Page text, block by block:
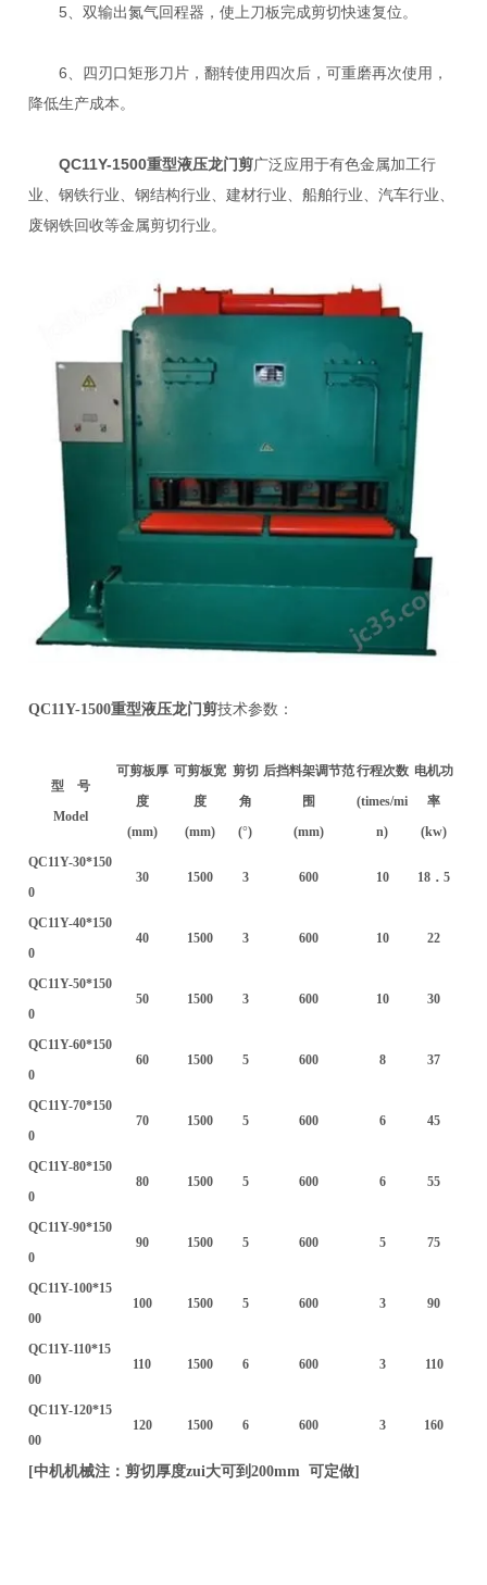
5、双输出氮气回程器，使上刀板完成剪切快速复位。
6、四刃口矩形刀片，翻转使用四次后，可重磨再次使用，
降低生产成本。
QC11Y-1500重型液压龙门剪广泛应用于有色金属加工行
业、钢铁行业、钢结构行业、建材行业、船舶行业、汽车行业、
废钢铁回收等金属剪切行业。
QC11Y-1500重型液压龙门剪技术参数：
型 号
Model
可剪板厚
度
(mm)
可剪板宽
度
(mm)
剪切
角
(°)
后挡料架调节范
围
(mm)
行程次数
(times/mi
n)
电机功
率
(kw)
QC11Y-30*150
0
30 1500 3 600 10 18．5
QC11Y-40*150
0
40 1500 3 600 10 22
QC11Y-50*150
0
50 1500 3 600 10 30
QC11Y-60*150
0
60 1500 5 600 8 37
QC11Y-70*150
0
70 1500 5 600 6 45
QC11Y-80*150
0
80 1500 5 600 6 55
QC11Y-90*150
0
90 1500 5 600 5 75
QC11Y-100*15
00
100 1500 5 600 3 90
QC11Y-110*15
00
110 1500 6 600 3 110
QC11Y-120*15
00
120 1500 6 600 3 160
[中机机械注：剪切厚度zui大可到200mm 可定做]